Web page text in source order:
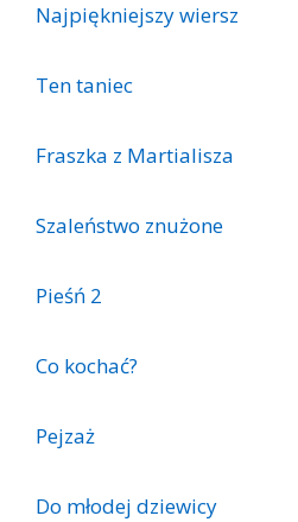
Najpiękniejszy wiersz
Ten taniec
Fraszka z Martialisza
Szaleństwo znużone
Pieśń 2
Co kochać?
Pejzaż
Do młodej dziewicy